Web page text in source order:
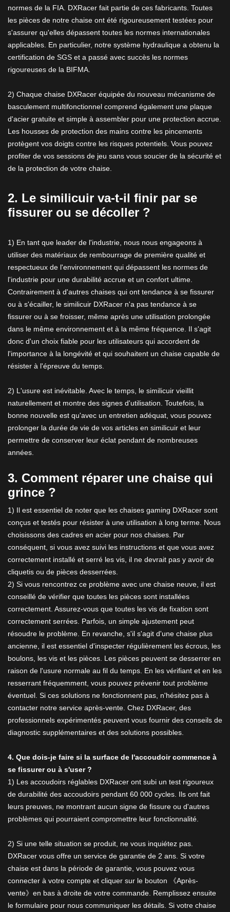
normes de la FIA. DXRacer fait partie de ces fabricants. Toutes
les pièces de notre chaise ont été rigoureusement testées pour
s'assurer qu'elles dépassent toutes les normes internationales
applicables. En particulier, notre système hydraulique a obtenu la
certification de SGS et a passé avec succès les normes
rigoureuses de la BIFMA.
2) Chaque chaise DXRacer équipée du nouveau mécanisme de
basculement multifonctionnel comprend également une plaque
d'acier gratuite et simple à assembler pour une protection accrue.
Les housses de protection des mains contre les pincements
protègent vos doigts contre les risques potentiels. Vous pouvez
profiter de vos sessions de jeu sans vous soucier de la sécurité et
de la protection de votre chaise.
2. Le similicuir va-t-il finir par se
fissurer ou se décoller ?
1) En tant que leader de l'industrie, nous nous engageons à
utiliser des matériaux de rembourrage de première qualité et
respectueux de l'environnement qui dépassent les normes de
l'industrie pour une durabilité accrue et un confort ultime.
Contrairement à d'autres chaises qui ont tendance à se fissurer
ou à s'écailler, le similicuir DXRacer n'a pas tendance à se
fissurer ou à se froisser, même après une utilisation prolongée
dans le même environnement et à la même fréquence. Il s'agit
donc d'un choix fiable pour les utilisateurs qui accordent de
l'importance à la longévité et qui souhaitent un chaise capable de
résister à l'épreuve du temps.
2) L'usure est inévitable. Avec le temps, le similicuir vieillit
naturellement et montre des signes d'utilisation. Toutefois, la
bonne nouvelle est qu'avec un entretien adéquat, vous pouvez
prolonger la durée de vie de vos articles en similicuir et leur
permettre de conserver leur éclat pendant de nombreuses
années.
3. Comment réparer une chaise qui
grince ?
1) Il est essentiel de noter que les chaises gaming DXRacer sont
conçus et testés pour résister à une utilisation à long terme. Nous
choisissons des cadres en acier pour nos chaises. Par
conséquent, si vous avez suivi les instructions et que vous avez
correctement installé et serré les vis, il ne devrait pas y avoir de
cliquetis ou de pièces desserrées.
2) Si vous rencontrez ce problème avec une chaise neuve, il est
conseillé de vérifier que toutes les pièces sont installées
correctement. Assurez-vous que toutes les vis de fixation sont
correctement serrées. Parfois, un simple ajustement peut
résoudre le problème. En revanche, s'il s'agit d'une chaise plus
ancienne, il est essentiel d'inspecter régulièrement les écrous, les
boulons, les vis et les pièces. Les pièces peuvent se desserrer en
raison de l'usure normale au fil du temps. En les vérifiant et en les
resserrant fréquemment, vous pouvez prévenir tout problème
éventuel. Si ces solutions ne fonctionnent pas, n'hésitez pas à
contacter notre service après-vente. Chez DXRacer, des
professionnels expérimentés peuvent vous fournir des conseils de
diagnostic supplémentaires et des solutions possibles.
4. Que dois-je faire si la surface de l'accoudoir commence à
se fissurer ou à s'user ?
1) Les accoudoirs réglables DXRacer ont subi un test rigoureux
de durabilité des accoudoirs pendant 60 000 cycles. Ils ont fait
leurs preuves, ne montrant aucun signe de fissure ou d'autres
problèmes qui pourraient compromettre leur fonctionnalité.
2) Si une telle situation se produit, ne vous inquiétez pas.
DXRacer vous offre un service de garantie de 2 ans. Si votre
chaise est dans la période de garantie, vous pouvez vous
connecter à votre compte et cliquer sur le bouton 《Après-
vente》en bas à droite de votre commande. Remplissez ensuite
le formulaire pour nous communiquer les détails. Si votre chaise